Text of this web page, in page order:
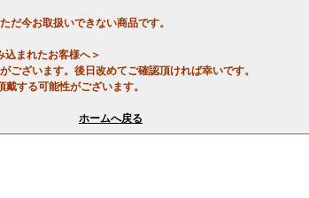
だ今お取扱いできない商品です。
込まれたお客様へ＞
ございます。後日改めてご確認頂ければ幸いです。
する可能性がございます。
ホームへ戻る